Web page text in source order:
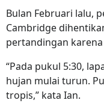
Bulan Februari lalu,
Cambridge
pertandingan
“Pada pukul 5:30,
hujan mulai turun.
tropis,” kata Ian.